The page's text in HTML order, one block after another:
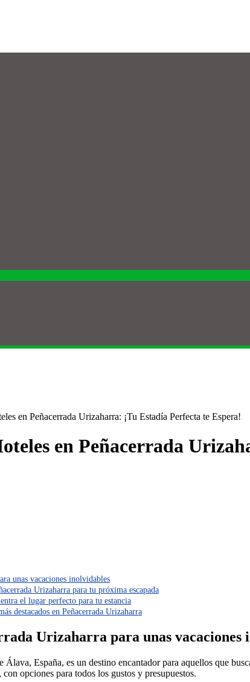
en Peñacerrada Urizaharra: ¡Tu Estadía Perfecta te Espera!
en Peñacerrada
unas vacaciones inolvidables
Urizaharra para tu próxima escapada
el lugar perfecto para tu estancia
destacados en Peñacerrada Urizaharra
Urizaharra para unas vacaciones
España, es un destino encantador para aquellos que
opciones para todos los gustos y presupuestos.